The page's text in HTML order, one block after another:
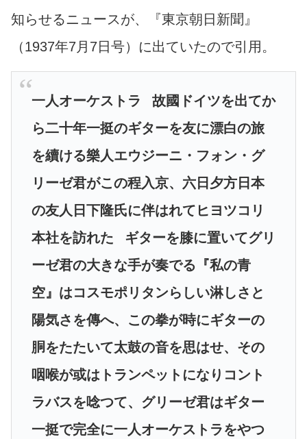
知らせるニュースが、『東京朝日新聞』
（1937年7月7日号）に出ていたので引用。
一人オーケストラ
故國ドイツを出てか
ら二十年一挺のギターを友に漂白の旅
を續ける樂人エウジーニ・フォン・グ
リーゼ君がこの程入京、六日夕方日本
の友人日下隆氏に伴はれてヒヨツコリ
本社を訪れた
ギターを膝に置いてグリ
ーゼ君の大きな手が奏でる『私の青
空』はコスモポリタンらしい淋しさと
陽気さを傳へ、この拳が時にギターの
胴をたたいて太鼓の音を思はせ、その
咽喉が或はトランペットになりコント
ラバスを唸つて、グリーゼ君はギター
一挺で完全に一人オーケストラをやつ